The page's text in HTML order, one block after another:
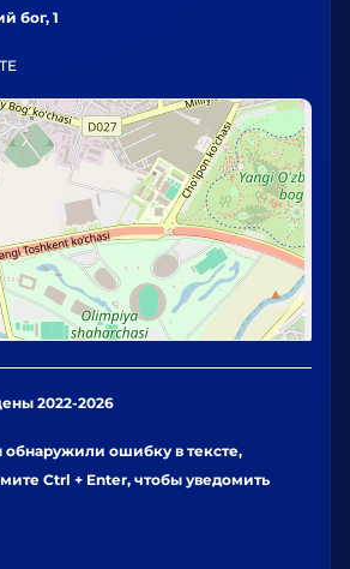
бог, 1
2022-2026
ошибку в тексте,
Ctrl + Enter, чтобы уведомить